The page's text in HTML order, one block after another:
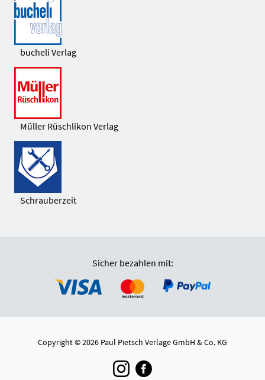
bucheli Verlag
Müller Rüschlikon Verlag
Schrauberzeit
Sicher bezahlen mit:
Copyright © 2026 Paul Pietsch Verlage GmbH & Co. KG